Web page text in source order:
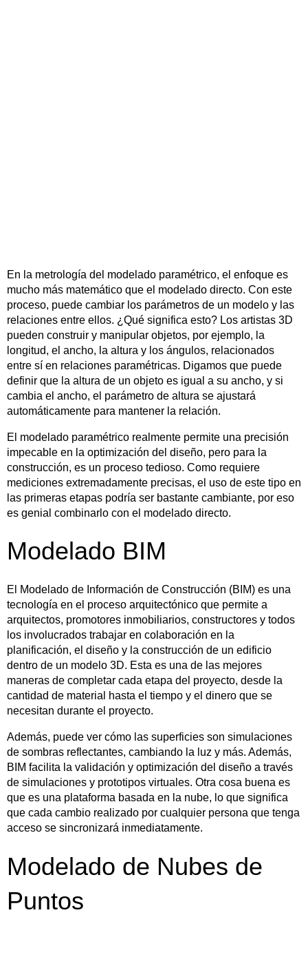
En la metrología del modelado paramétrico, el enfoque es
mucho más matemático que el modelado directo. Con este
proceso, puede cambiar los parámetros de un modelo y las
relaciones entre ellos. ¿Qué significa esto? Los artistas 3D
pueden construir y manipular objetos, por ejemplo, la
longitud, el ancho, la altura y los ángulos, relacionados
entre sí en relaciones paramétricas. Digamos que puede
definir que la altura de un objeto es igual a su ancho, y si
cambia el ancho, el parámetro de altura se ajustará
automáticamente para mantener la relación.
El modelado paramétrico realmente permite una precisión
impecable en la optimización del diseño, pero para la
construcción, es un proceso tedioso. Como requiere
mediciones extremadamente precisas, el uso de este tipo en
las primeras etapas podría ser bastante cambiante, por eso
es genial combinarlo con el modelado directo.
Modelado BIM
El Modelado de Información de Construcción (BIM) es una
tecnología en el proceso arquitectónico que permite a
arquitectos, promotores inmobiliarios, constructores y todos
los involucrados trabajar en colaboración en la
planificación, el diseño y la construcción de un edificio
dentro de un modelo 3D. Esta es una de las mejores
maneras de completar cada etapa del proyecto, desde la
cantidad de material hasta el tiempo y el dinero que se
necesitan durante el proyecto.
Además, puede ver cómo las superficies son simulaciones
de sombras reflectantes, cambiando la luz y más. Además,
BIM facilita la validación y optimización del diseño a través
de simulaciones y prototipos virtuales. Otra cosa buena es
que es una plataforma basada en la nube, lo que significa
que cada cambio realizado por cualquier persona que tenga
acceso se sincronizará inmediatamente.
Modelado de Nubes de
Puntos